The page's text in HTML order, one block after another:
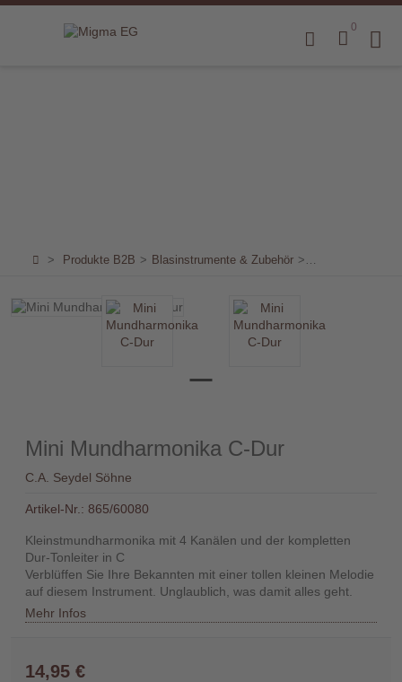
0
Über
Kontakt
Warenkorb
(0)
Suche
> Produkte B2B > Blasinstrumente & Zubehör > Mundharmonikas
Mini Mundharmonika C-Dur
C.A. Seydel Söhne
Artikel-Nr.: 865/60080
Kleinstmundharmonika mit 4 Kanälen und der kompletten
Dur-Tonleiter in C
Verblüffen Sie Ihre Bekannten mit einer tollen kleinen Melodie
auf diesem Instrument. Unglaublich, was damit alles geht.
Mehr Infos
14,95 €